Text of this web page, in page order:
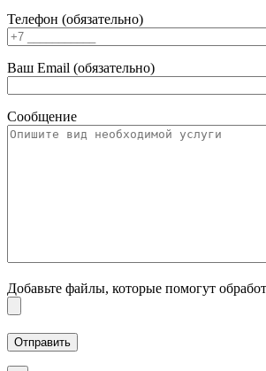
Телефон (обязательно)
Ваш Email (обязательно)
Сообщение
Добавьте файлы, которые помогут